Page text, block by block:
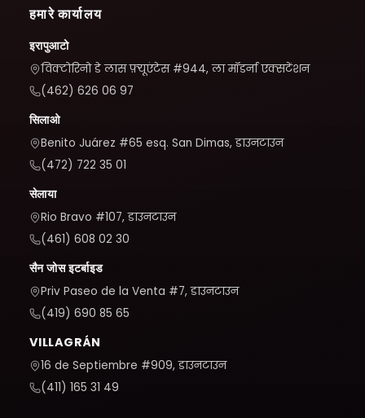
हमारे कार्यालय
इरापुआटो
विक्टोरिनो डे लास फ़्यूएंटेस #944, ला मॉडर्ना एक्सटेंशन
(462) 626 06 97
सिलाओ
Benito Juárez #65 esq. San Dimas, डाउनटाउन
(472) 722 35 01
सेलाया
Rio Bravo #107, डाउनटाउन
(461) 608 02 30
सैन जोस इटर्बाइड
Priv Paseo de la Venta #7, डाउनटाउन
(419) 690 85 65
VILLAGRÁN
16 de Septiembre #909, डाउनटाउन
(411) 165 31 49